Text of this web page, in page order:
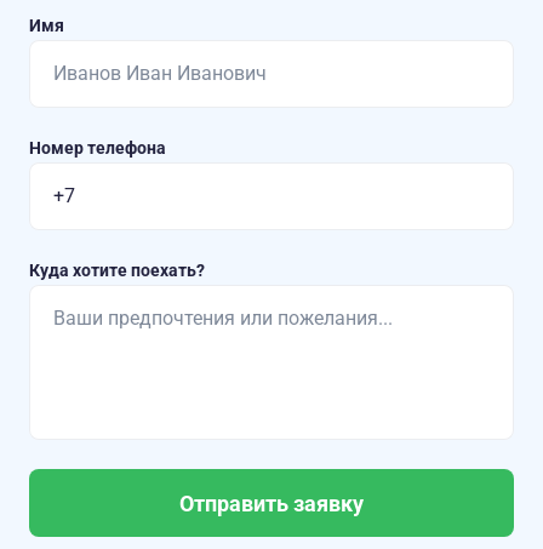
Имя
Номер телефона
Куда хотите поехать?
Отправить заявку